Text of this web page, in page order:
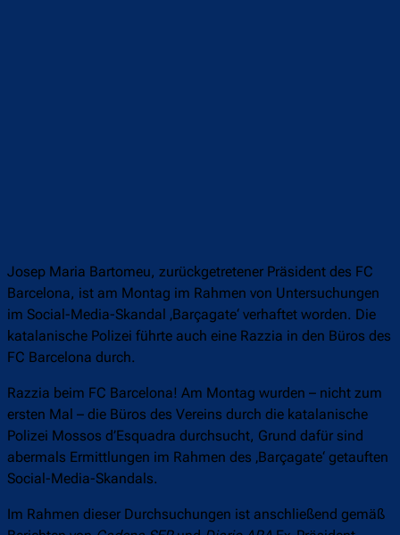
Josep Maria Bartomeu, zurückgetretener Präsident des FC
Barcelona, ist am Montag im Rahmen von Untersuchungen
im Social-Media-Skandal ‚Barçagate‘ verhaftet worden. Die
katalanische Polizei führte auch eine Razzia in den Büros des
FC Barcelona durch.
Razzia beim FC Barcelona! Am Montag wurden – nicht zum
ersten Mal – die Büros des Vereins durch die katalanische
Polizei Mossos d’Esquadra durchsucht, Grund dafür sind
abermals Ermittlungen im Rahmen des ‚Barçagate‘ getauften
Social-Media-Skandals.
Im Rahmen dieser Durchsuchungen ist anschließend gemäß